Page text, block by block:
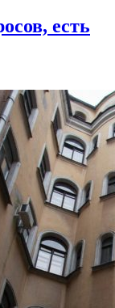
есть